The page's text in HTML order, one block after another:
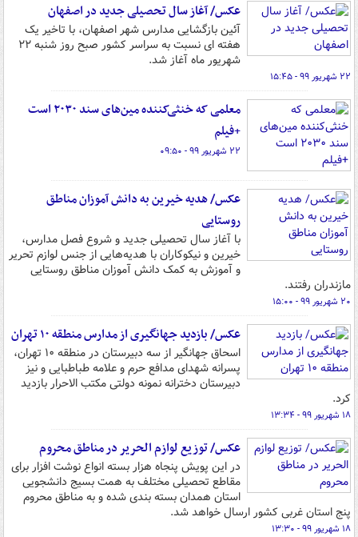
عکس/ آغاز سال تحصیلی جدید در اصفهان
آئین بازگشایی مدارس شهر اصفهان، با تاخیر یک
هفته ای نسبت به سراسر کشور صبح روز شنبه ۲۲
شهریور ماه آغاز شد.
۲۲ شهریور ۹۹ - ۱۵:۴۵
معلمی که خنثی‌کننده مین‌های سند ۲۰۳۰ است
+فیلم
۲۲ شهریور ۹۹ - ۰۹:۵۰
عکس/ هدیه خیرین به دانش آموزان مناطق
روستایی
با آغاز سال تحصیلی جدید و شروع فصل مدارس،
خیرین و نیکوکاران با هدیه‌هایی از جنس لوازم تحریر
و آموزش به کمک دانش آموزان مناطق روستایی
مازندران رفتند.
۲۰ شهریور ۹۹ - ۱۵:۰۰
عکس/ بازدید جهانگیری از مدارس منطقه ۱۰ تهران
اسحاق جهانگیر از سه دبیرستان در منطقه ۱۰ تهران،
پسرانه شهدای مدافع حرم و علامه طباطبایی و نیز
دبیرستان دخترانه نمونه دولتی مکتب الاحرار بازدید
کرد.
۱۸ شهریور ۹۹ - ۱۳:۳۴
عکس/ توزیع لوازم الحریر در مناطق محروم
در این پویش پنجاه هزار بسته انواع نوشت افزار برای
مقاطع تحصیلی مختلف به همت بسیج دانشجویی
استان همدان بسته بندی شده و به مناطق محروم
پنج استان غربی کشور ارسال خواهد شد.
۱۸ شهریور ۹۹ - ۱۳:۳۰